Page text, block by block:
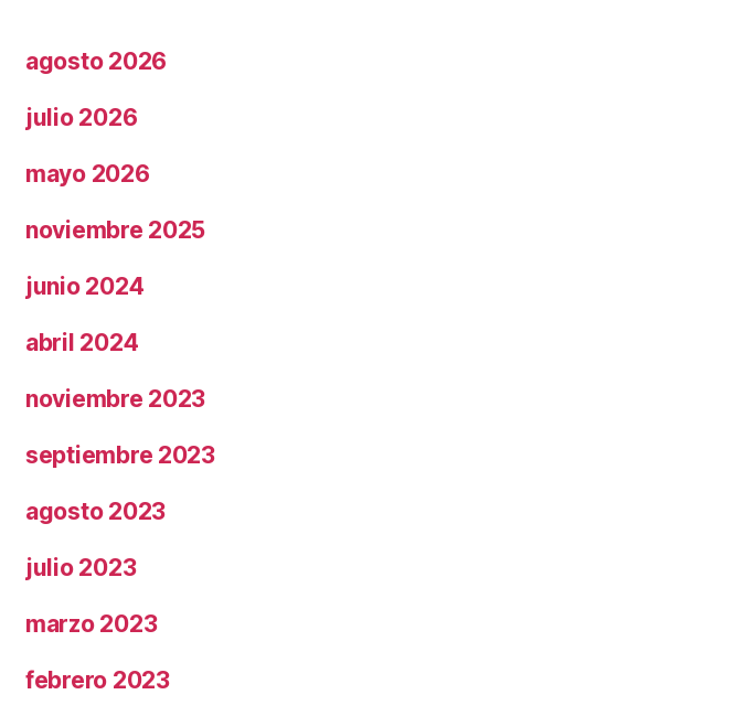
agosto 2026
julio 2026
mayo 2026
noviembre 2025
junio 2024
abril 2024
noviembre 2023
septiembre 2023
agosto 2023
julio 2023
marzo 2023
febrero 2023